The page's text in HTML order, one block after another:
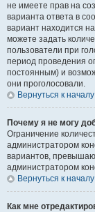
не имеете прав на
варианта ответа в
вариант находится
можете задать
пользователи при
период проведения
постоянным) и
они проголосовали.
Вернуться к началу
Почему я не могу
Ограничение
администратором
вариантов,
администратором
Вернуться к началу
Как мне